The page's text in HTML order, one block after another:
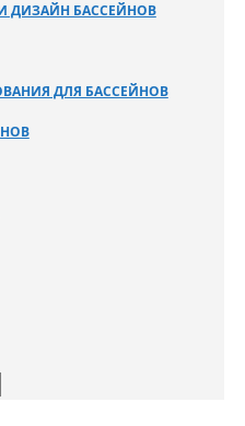
ДИЗАЙН БАССЕЙНОВ
ДЛЯ БАССЕЙНОВ